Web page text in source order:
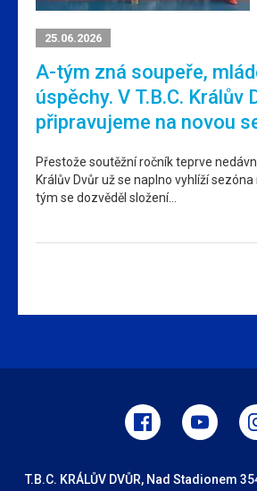
25.06.2026
A-tým zná soupeře,
úspěchy. V T.B.C. Králův
připravujeme na novou
Přestože soutěžní ročník teprve
Králův Dvůr už se naplno vyhlíží
tým se dozvěděl složení…
T.B.C. KRÁLŮV DVŮR, Nad Stadionem